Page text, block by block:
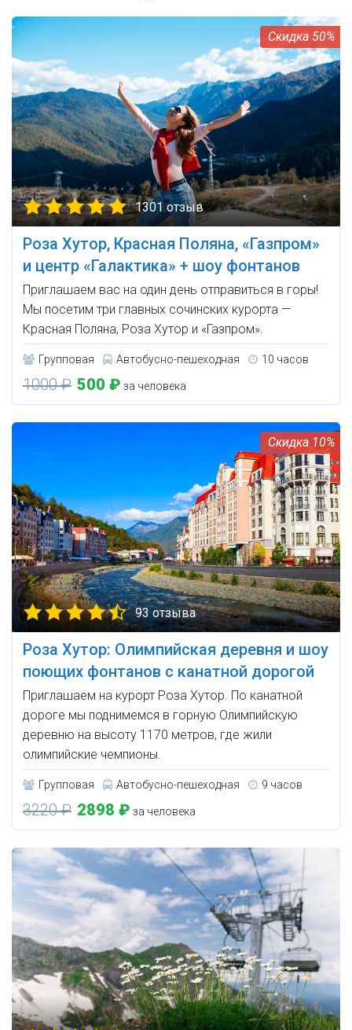
50%
1301 отзыв
Роза Хутор, Красная Поляна, «Газпром»
и центр «Галактика» + шоу фонтанов
Приглашаем вас на один день отправиться в горы!
Мы посетим три главных сочинских курорта —
Красная Поляна, Роза Хутор и «Газпром».
Групповая Автобусно-пешеходная 10 часов
1000 ₽ 500 ₽ за человека
10%
93 отзыва
Роза Хутор: Олимпийская деревня и шоу
поющих фонтанов с канатной дорогой
Приглашаем на курорт Роза Хутор. По канатной
дороге мы поднимемся в горную Олимпийскую
деревню на высоту 1170 метров, где жили
олимпийские чемпионы.
Групповая Автобусно-пешеходная 9 часов
3220 ₽ 2898 ₽ за человека